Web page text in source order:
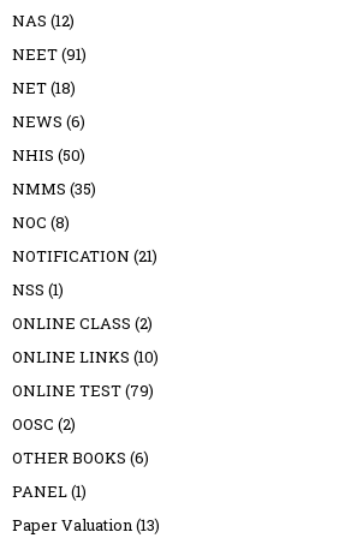
NAS (12)
NEET(91)
NET(18)
NEWS (6)
NHIS (50)
NMMS (35)
NOC (8)
NOTIFICATION (21)
NSS (1)
ONLINE CLASS (2)
ONLINE LINKS (10)
ONLINE TEST(79)
OOSC (2)
OTHER BOOKS (6)
PANEL(1)
Paper Valuation(13)